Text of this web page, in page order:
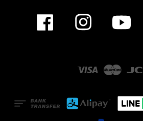
Facebook Instagram
Visa